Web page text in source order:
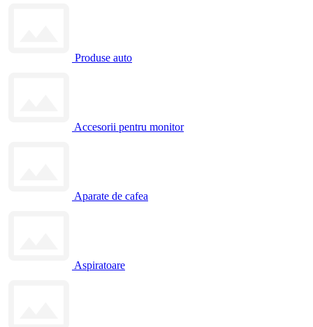
Produse auto
Accesorii pentru monitor
Aparate de cafea
Aspiratoare